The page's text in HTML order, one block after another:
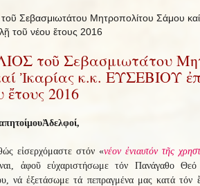
Σεβασμιωτάτου Μητροπολίτου Σάμου
τοῦ νέου ἔτους 2016
τοῦ Σεβασμιωτάτου
Ἰκαρίας κ.κ. ΕΥΣΕΒΙΟΥ
ἔτους 2016
μουἈδελφοί,
εἰσερχόμαστε στόν «νέον ἐνιαυτόν τῆς
ἀφοῦ εὐχαριστήσωμε τόν Πανάγαθο
νά ἐξετάσωμε τά πεπραγμένα μας κατά